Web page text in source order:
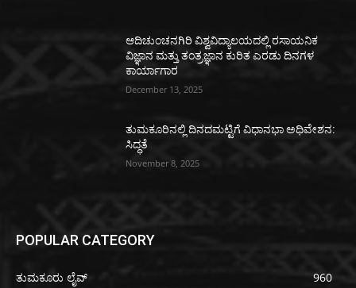
ಆದಿಚುಂಚನಗಿರಿ ವಿಶ್ವವಿದ್ಯಾಲಯದಲ್ಲಿ ರಸಾಯನಿಕ
ವಿಜ್ಞಾನ ಮತ್ತು ತಂತ್ರಜ್ಞಾನ ಕುರಿತ ಎರಡು ದಿನಗಳ
ಕಾರ್ಯಾಗಾರ
December 13, 2025
ತುಮಕೂರಿನಲ್ಲಿ ದಿನದಮಟ್ಟಿಗೆ ವಿಧಾನಭಾ ಅಧಿವೇಶನ:
ಸಿದ್ಧತೆ
November 8, 2025
POPULAR CATEGORY
ತುಮಕೂರು ಲೈವ್
960